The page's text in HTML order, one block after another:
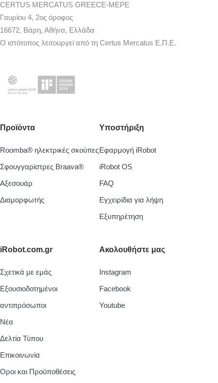
CERTUS MERCATUS GREECE-MEPE
Γαυρίου 4, 2ος όροφος
16672, Βάρη, Αθήνα, Ελλάδα
Ο ιστότοπος λειτουργεί από τη Certus Mercatus Ε.Π.Ε.
Προϊόντα
Roomba® ηλεκτρικές σκούπες
Σφουγγαρίστρες Braava®
Aξεσουάρ
Διαμορφωτής
Υποστήριξη
Εφαρμογή iRobot
iRobot OS
FAQ
Εγχειρίδια για λήψη
Εξυπηρέτηση
iRobot.com.gr
Σχετικά με εμάς
Εξουσιοδοτημένοι
αντιπρόσωποι
Νέα
Δελτία Τύπου
Επικοινωνία
Οροι και Προϋποθέσεις
Ακολουθήστε μας
Instagram
Facebook
Youtube